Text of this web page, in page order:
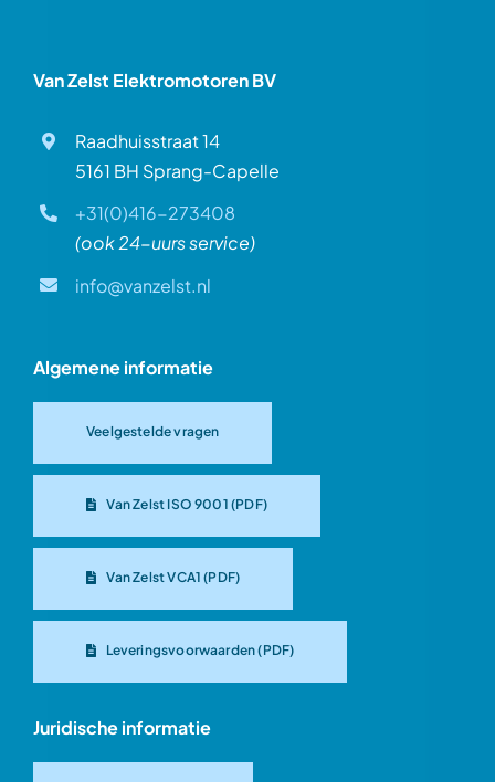
Van Zelst Elektromotoren BV
Raadhuisstraat 14
5161 BH Sprang-Capelle
+31(0)416-273408
(ook 24-uurs service)
info@vanzelst.nl
Algemene informatie
Veelgestelde vragen
Van Zelst ISO 9001 (PDF)
Van Zelst VCA1 (PDF)
Leveringsvoorwaarden (PDF)
Juridische informatie